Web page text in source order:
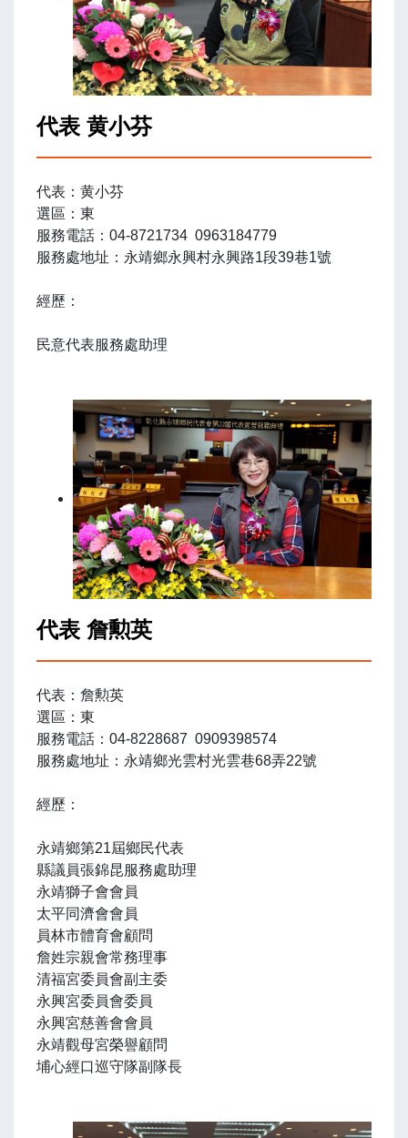
代表 黄小芬
代表：黄小芬
選區：東
服務電話：04-8721734 0963184779
服務處地址：永靖鄉永興村永興路1段39巷1號
經歷：
民意代表服務處助理
代表 詹勲英
代表：詹勲英
選區：東
服務電話：04-8228687 0909398574
服務處地址：永靖鄉光雲村光雲巷68弄22號
經歷：
永靖鄉第21屆鄉民代表
縣議員張錦昆服務處助理
永靖獅子會會員
太平同濟會會員
員林市體育會顧問
詹姓宗親會常務理事
清福宮委員會副主委
永興宮委員會委員
永興宮慈善會會員
永靖觀母宮榮譽顧問
埔心經口巡守隊副隊長